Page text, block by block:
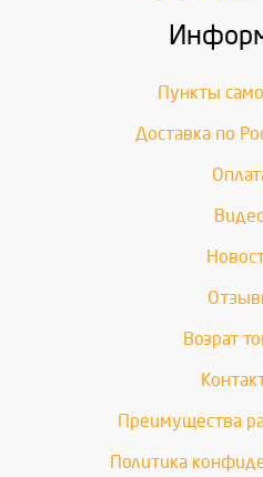
Пункты
Доставка по
Возрат
Преимущества
Политика